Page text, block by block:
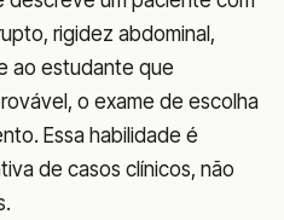
rigidez abdominal,
ao estudante que
o exame de escolha
Essa habilidade é
de casos clínicos, não